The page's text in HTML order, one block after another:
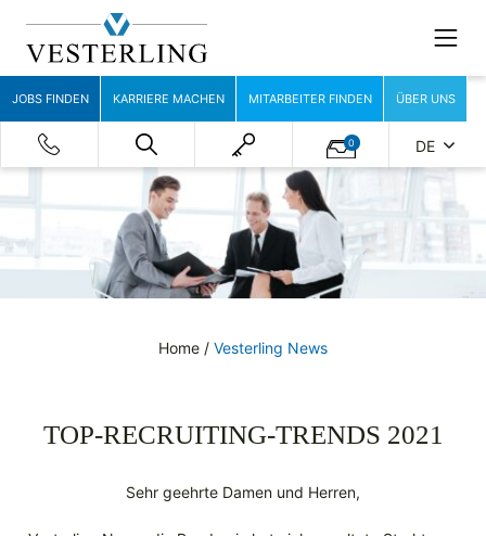
JOBS FINDEN KARRIERE MACHEN MITARBEITER FINDEN ÜBER UNS
0 DE
Home / Vesterling News
TOP-RECRUITING-TRENDS 2021
Sehr geehrte Damen und Herren,